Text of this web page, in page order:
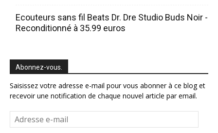
Ecouteurs sans fil Beats Dr. Dre Studio Buds Noir -
Reconditionné à 35.99 euros
Abonnez-vous.
Saisissez votre adresse e-mail pour vous abonner à ce blog et
recevoir une notification de chaque nouvel article par email.
Adresse
e-